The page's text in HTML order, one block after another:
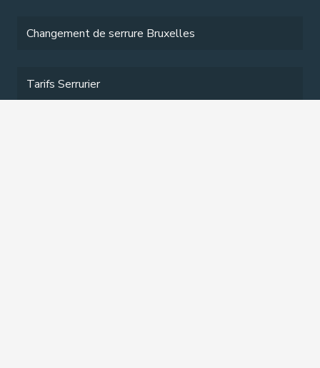
Changement de serrure Bruxelles
Tarifs Serrurier